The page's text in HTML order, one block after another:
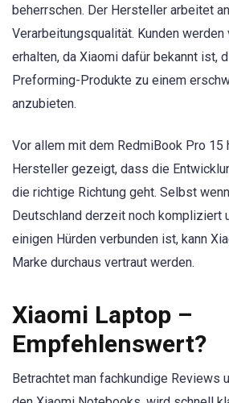
beherrschen. Der Hersteller arbeitet
Verarbeitungsqualität. Kunden
erhalten, da Xiaomi dafür bekannt ist,
Preforming-Produkte zu einem
anzubieten.
Vor allem mit dem RedmiBook Pro 15
Hersteller gezeigt, dass die
die richtige Richtung geht. Selbst
Deutschland derzeit noch kompliziert
einigen Hürden verbunden ist, kann
Marke durchaus vertraut werden.
Xiaomi Laptop –
Empfehlenswert?
Betrachtet man fachkundige Reviews